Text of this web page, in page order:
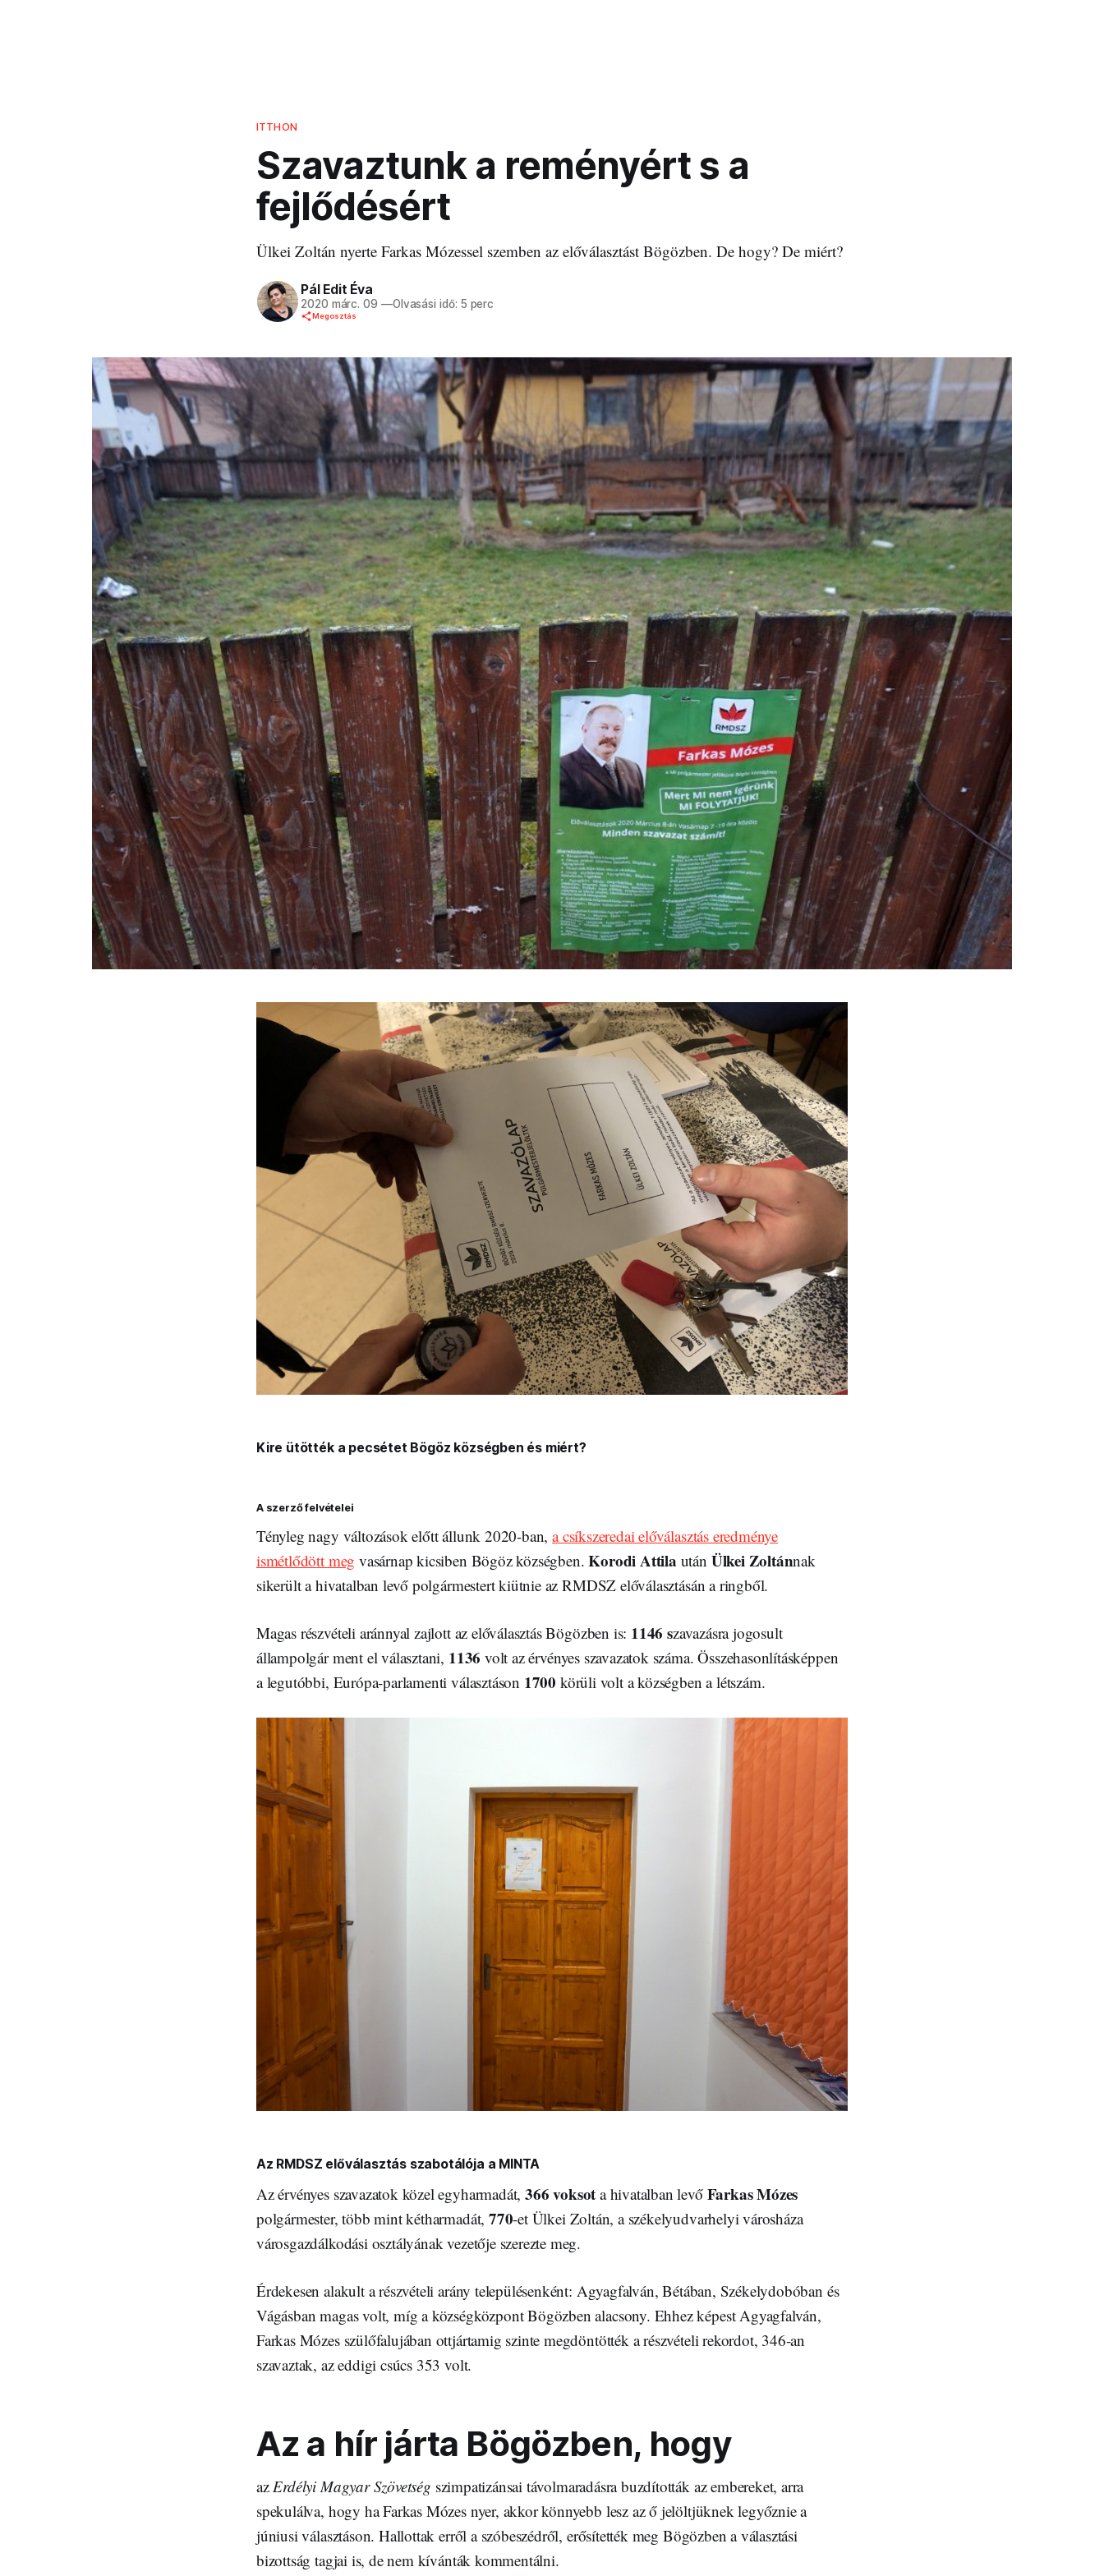
ITTHON
Szavaztunk a reményért s a
fejlődésért
Ülkei Zoltán nyerte Farkas Mózessel szemben az előválasztást Bögözben. De hogy? De miért?
Pál Edit Éva
2020 márc. 09 —Olvasási idő: 5 perc
Megosztás
Kire ütötték a pecsétet Bögöz községben és miért?
A szerző felvételei
Tényleg nagy változások előtt állunk 2020-ban,a csíkszeredai előválasztás eredménye
ismétlődött meg vasárnap kicsiben Bögöz községben.Korodi Attila után Ülkei Zoltánnak
sikerült a hivatalban levő polgármestert kiütnie az RMDSZ előválasztásán a ringből.
Magas részvételi aránnyal zajlott az előválasztás Bögözben is: 1146 szavazásra jogosult
állampolgár ment el választani, 1136 volt az érvényes szavazatok száma. Összehasonlításképpen
a legutóbbi, Európa-parlamenti választáson 1700 körüli volt a községben a létszám.
Az RMDSZ előválasztás szabotálója a MINTA
Az érvényes szavazatok közel egyharmadát,366 voksot a hivatalban levő Farkas Mózes
polgármester, több mint kétharmadát, 770-et Ülkei Zoltán, a székelyudvarhelyi városháza
városgazdálkodási osztályának vezetője szerezte meg.
Érdekesen alakult a részvételi arány településenként: Agyagfalván, Bétában, Székelydobóban és
Vágásban magas volt, míg a községközpont Bögözben alacsony. Ehhez képest Agyagfalván,
Farkas Mózes szülőfalujában ottjártamig szinte megdöntötték a részvételi rekordot, 346-an
szavaztak, az eddigi csúcs 353 volt.
Az a hír járta Bögözben, hogy
azErdélyi Magyar Szövetség szimpatizánsai távolmaradásra buzdították az embereket, arra
spekulálva, hogy ha Farkas Mózes nyer, akkor könnyebb lesz az ő jelöltjüknek legyőznie a
júniusi választáson. Hallottak erről a szóbeszédről, erősítették meg Bögözben a választási
bizottság tagjai is, de nem kívánták kommentálni.